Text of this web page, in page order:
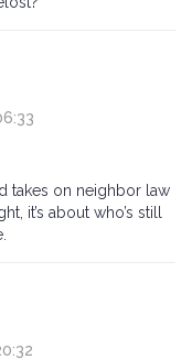
takes on neighbor law
it’s about who’s still